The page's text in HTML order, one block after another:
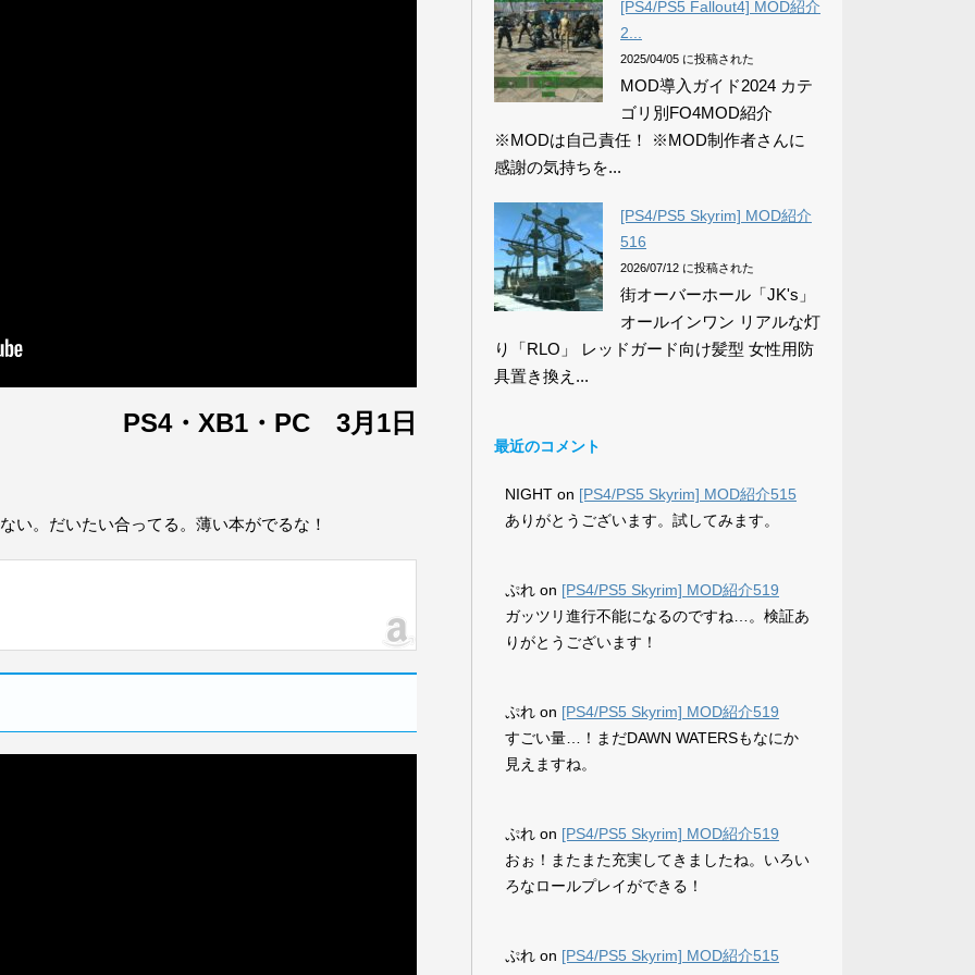
PS4・XB1・PC 3月1日
い。だいたい合ってる。薄い本がでるな！
[PS4/PS5 Fallout4] MOD紹介
2...
2025/04/05 に投稿された
MOD導入ガイド2024 カテ
ゴリ別FO4MOD紹介
※MODは自己責任！ ※MOD制作者さんに
感謝の気持ちを...
[PS4/PS5 Skyrim] MOD紹介
516
2026/07/12 に投稿された
街オーバーホール「JK's」
オールインワン リアルな灯
り「RLO」 レッドガード向け髪型 女性用防
具置き換え...
最近のコメント
NIGHT on [PS4/PS5 Skyrim] MOD紹介515
ありがとうございます。試してみます。
ぷれ on [PS4/PS5 Skyrim] MOD紹介519
ガッツリ進行不能になるのですね…。検証あ
りがとうございます！
ぷれ on [PS4/PS5 Skyrim] MOD紹介519
すごい量…！まだDAWN WATERSもなにか
見えますね。
ぷれ on [PS4/PS5 Skyrim] MOD紹介519
おぉ！またまた充実してきましたね。いろい
ろなロールプレイができる！
ぷれ on [PS4/PS5 Skyrim] MOD紹介515